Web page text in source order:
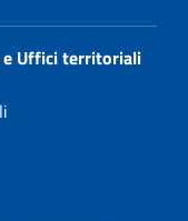
e Uffici territoriali